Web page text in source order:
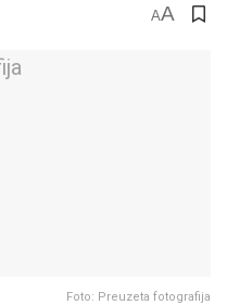
AA
Foto: Preuzeta fotografija